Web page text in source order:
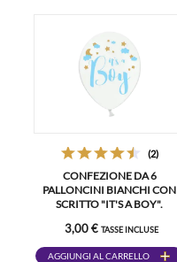
(2)
CONFEZIONE DA 6
PALLONCINI BIANCHI CON
SCRITTO "IT'S A BOY".
3,00 € TASSE INCLUSE
AGGIUNGI AL CARRELLO